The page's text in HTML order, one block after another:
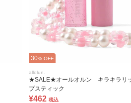
30% OFF
allolun.
★SALE★オールオルン キラキラリ
プスティック
¥462 税込